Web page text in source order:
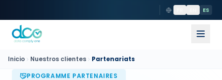
ES
Inicio Nuestros clientes
Partenariats
PROGRAMME PARTENAIRES